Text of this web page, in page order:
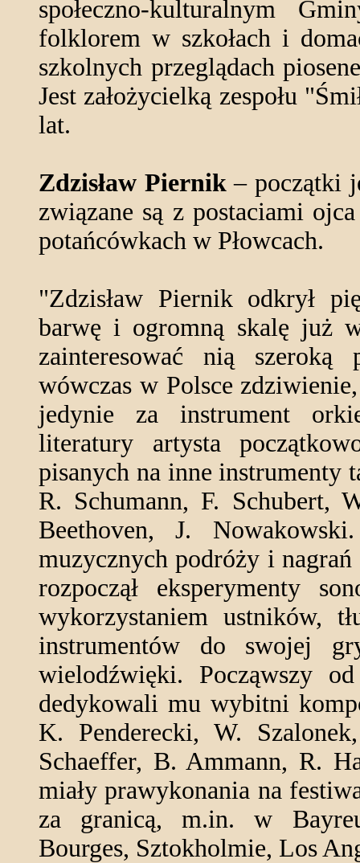
społeczno-kulturalnym
folklorem w szkołach i
szkolnych przeglądach
Jest założycielką zespołu
lat.
Zdzisław Piernik– początki
związane są z postaciami
potańcówkach w Płowcach.
"Zdzisław Piernik odkrył
barwę i ogromną skalę już
zainteresować nią szeroką
wówczas w Polsce
jedynie za instrument
literatury artysta
pisanych na inne
R. Schumann, F. Schubert,
Beethoven, J.
muzycznych podróży i
rozpoczął eksperymenty
wykorzystaniem ustników,
instrumentów do swojej
wielodźwięki. Począwszy
dedykowali mu wybitni
K. Penderecki, W.
Schaeffer, B. Ammann, R.
miały prawykonania na
za granicą, m.in. w
Bourges, Sztokholmie, Los